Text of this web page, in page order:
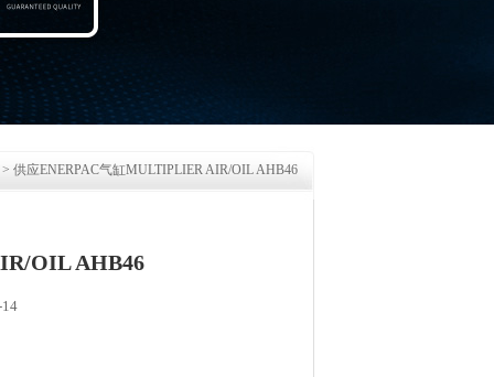
> 供应ENERPAC气缸MULTIPLIER AIR/OIL AHB46
OIL AHB46